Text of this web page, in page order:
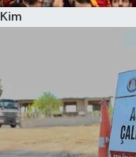
Kim